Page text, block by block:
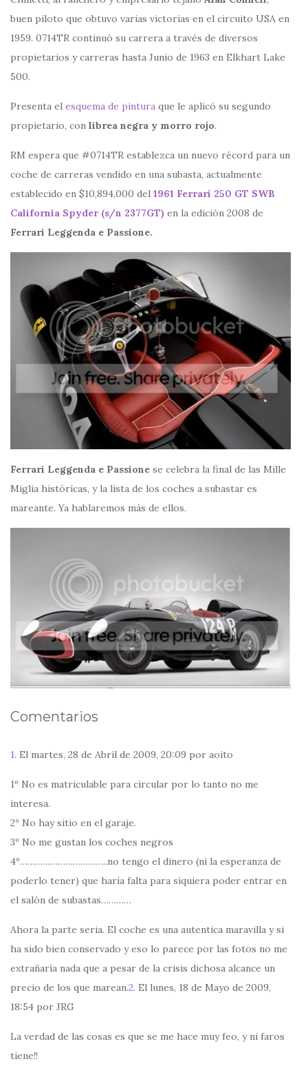
buen piloto que obtuvo varias victorias en el circuito USA en
1959. 0714TR continuó su carrera a través de diversos
propietarios y carreras hasta Junio de 1963 en Elkhart Lake
500.
Presenta el esquema de pintura que le aplicó su segundo
propietario, con librea negra y morro rojo.
RM espera que #0714TR establezca un nuevo récord para un
coche de carreras vendido en una subasta, actualmente
establecido en $10,894,000 del 1961 Ferrari 250 GT SWB
California Spyder (s/n 2377GT) en la edición 2008 de
Ferrari Leggenda e Passione.
Ferrari Leggenda e Passione se celebra la final de las Mille
Miglia históricas, y la lista de los coches a subastar es
mareante. Ya hablaremos más de ellos.
Comentarios
1. El martes, 28 de Abril de 2009, 20:09 por aoito
1º No es matriculable para circular por lo tanto no me
interesa.
2º No hay sitio en el garaje.
3º No me gustan los coches negros
4º……………………………..no tengo el dinero (ni la esperanza de
poderlo tener) que haría falta para siquiera poder entrar en
el salón de subastas…………
Ahora la parte seria. El coche es una autentica maravilla y si
ha sido bien conservado y eso lo parece por las fotos no me
extrañaría nada que a pesar de la crisis dichosa alcance un
precio de los que marean.2. El lunes, 18 de Mayo de 2009,
18:54 por JRG
La verdad de las cosas es que se me hace muy feo, y ni faros
tiene!!